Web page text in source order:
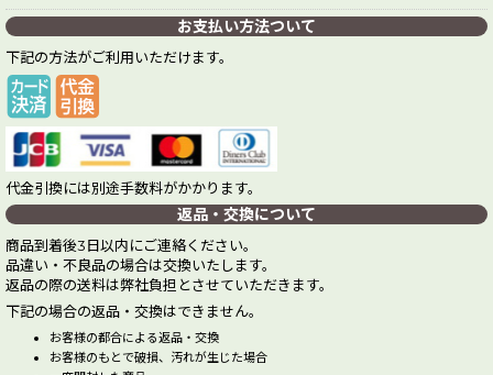
お支払い方法ついて
下記の方法がご利用いただけます。
代金引換には別途手数料がかかります。
返品・交換について
商品到着後3日以内にご連絡ください。
品違い・不良品の場合は交換いたします。
返品の際の送料は弊社負担とさせていただきます。
下記の場合の返品・交換はできません。
お客様の都合による返品・交換
お客様のもとで破損、汚れが生じた場合